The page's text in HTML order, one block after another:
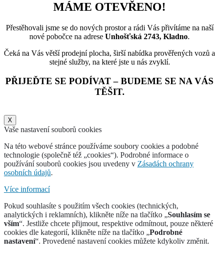
MÁME OTEVŘENO!
Přestěhovali jsme se do nových prostor a rádi Vás přivítáme na naší
nové pobočce na adrese Unhošťská 2743, Kladno.
Čeká na Vás větší prodejní plocha, širší nabídka prověřených vozů a
stejné služby, na které jste u nás zvyklí.
PŘIJEĎTE SE PODÍVAT – BUDEME SE NA VÁS
TĚŠIT.
X
Vaše nastavení souborů cookies
Na této webové stránce používáme soubory cookies a podobné
technologie (společně též „cookies“). Podrobné informace o
používání souborů cookies jsou uvedeny v Zásadách ochrany
osobních údajů.
Více informací
Pokud souhlasíte s použitím všech cookies (technických,
analytických i reklamních), klikněte níže na tlačítko „Souhlasím se
vším“. Jestliže chcete přijmout, respektive odmítnout, pouze některé
cookies dle kategorií, klikněte níže na tlačítko „Podrobné
nastavení“. Provedené nastavení cookies můžete kdykoliv změnit.